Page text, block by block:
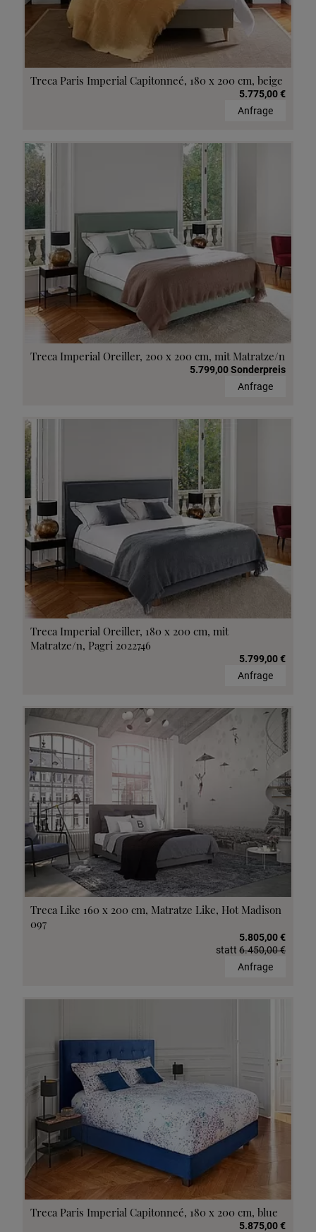
Treca Paris Imperial Capitonneé, 180 x 200 cm, beige
5.775,00 €
Anfrage
Treca Imperial Oreiller, 200 x 200 cm, mit Matratze/n
5.799,00 Sonderpreis
Anfrage
Treca Imperial Oreiller, 180 x 200 cm, mit
Matratze/n, Pagri 2022746
5.799,00 €
Anfrage
Treca Like 160 x 200 cm, Matratze Like, Hot Madison
097
5.805,00 €
statt 6.450,00 €
Anfrage
Treca Paris Imperial Capitonneé, 180 x 200 cm, blue
5.875,00 €